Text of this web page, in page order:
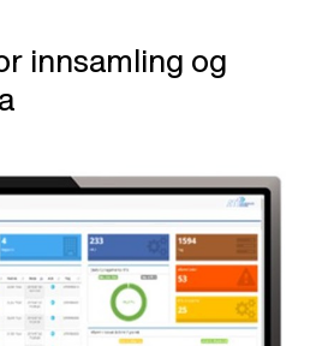
innsamling og